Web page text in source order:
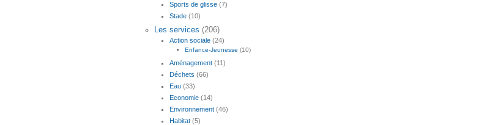
Sports de glisse (7)
Stade (10)
Les services (206)
Action sociale (24)
Enfance-Jeunesse (10)
Aménagement (11)
Déchets (66)
Eau (33)
Economie (14)
Environnement (46)
Habitat (5)